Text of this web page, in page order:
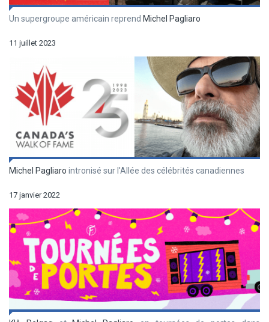
Un supergroupe américain reprend Michel Pagliaro
11 juillet 2023
Michel Pagliaro intronisé sur l'Allée des célébrités canadiennes
17 janvier 2022